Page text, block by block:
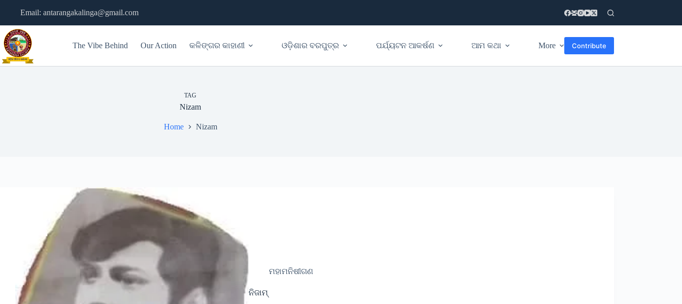
Email: antarangakalinga@gmail.com
The Vibe Behind Our Action କଳିଙ୍ଗର କାହାଣୀ ଓଡ଼ିଶାର ବରପୁତ୍ର ପର୍ଯ୍ୟଟନ ଆକର୍ଷଣ ଆମ କଥା More Contribute
TAG
Nizam
Home Nizam
ମହାମନିଷୀଗଣ
ନିଜାମ୍